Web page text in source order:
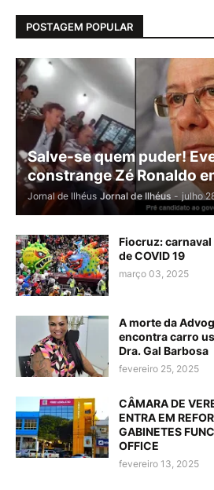
POSTAGEM POPULAR
Salve-se quem puder!
constrange Zé Ronaldo
Jornal de Ilhéus Jornal de Ilhéus - julho
Fiocruz:
de COVID 19
março 03, 2025
A morte da
encontra carro
Dra. Gal Barbosa
fevereiro 25, 2025
CÂMARA DE
ENTRA EM
GABINETES
OFFICE
fevereiro 13, 2025